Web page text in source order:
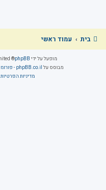
בית עמוד ראשי
מופעל על ידי phpBB
® Forum Software © phpBB Limited
מבוסס על phpBB.co.il - פורומים בעברית
מדיניות הפרטיות